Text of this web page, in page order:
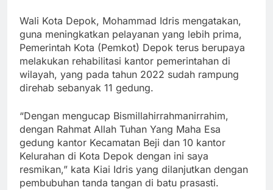
Wali Kota Depok, Mohammad Idris mengatakan,
guna meningkatkan pelayanan yang lebih prima,
Pemerintah Kota (Pemkot) Depok terus berupaya
melakukan rehabilitasi kantor pemerintahan di
wilayah, yang pada tahun 2022 sudah rampung
direhab sebanyak 11 gedung.
“Dengan mengucap Bismillahirrahmanirrahim,
dengan Rahmat Allah Tuhan Yang Maha Esa
gedung kantor Kecamatan Beji dan 10 kantor
Kelurahan di Kota Depok dengan ini saya
resmikan,” kata Kiai Idris yang dilanjutkan dengan
pembubuhan tanda tangan di batu prasasti.